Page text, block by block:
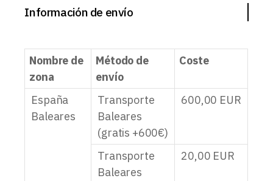
Información de envío
Nombre de
zona
Método de
envío
Coste
España
Baleares
Transporte
Baleares
(gratis +600€)
600,00 EUR
Transporte
Baleares
20,00 EUR